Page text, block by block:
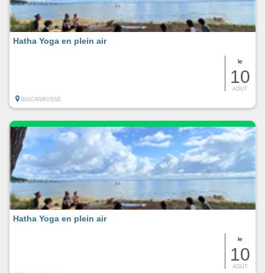
le
10
AOUT
Hatha Yoga en plein air
BISCARROSSE
le
10
AOUT
Hatha Yoga en plein air